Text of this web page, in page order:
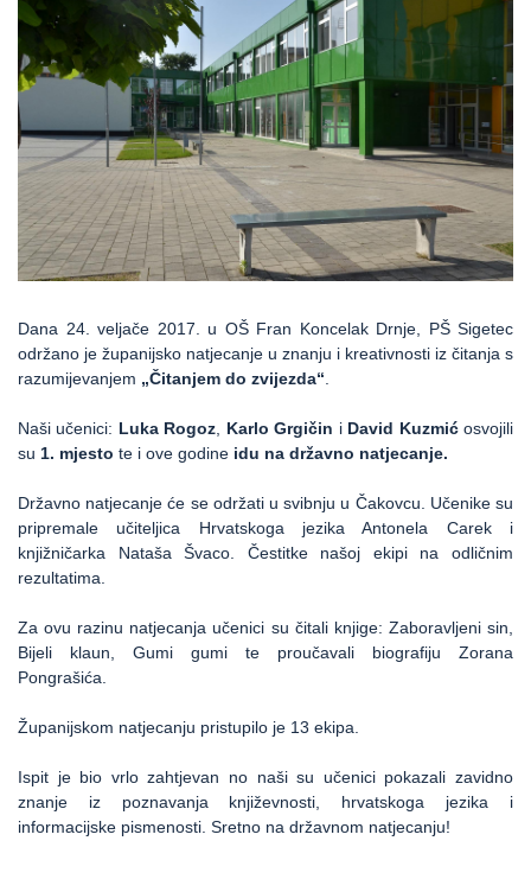
Dana 24. veljače 2017. u OŠ Fran Koncelak Drnje, PŠ Sigetec
održano je županijsko natjecanje u znanju i kreativnosti iz čitanja s
razumijevanjem „Čitanjem do zvijezda“
Naši učenici: Luka Rogoz Karlo Grgičin iDavid Kuzmićosvojili
su 1. mjesto te i ove godine idu na državno natjecanje.
Državno natjecanje će se održati u svibnju u Čakovcu. Učenike su
pripremale učiteljica Hrvatskoga jezika Antonela Carek i
knjižničarka Nataša Švaco. Čestitke našoj ekipi na odličnim
rezultatima.
Za ovu razinu natjecanja učenici su čitali knjige: Zaboravljeni sin,
Bijeli klaun, Gumi gumi te proučavali biografiju Zorana
Pongrašića.
Županijskom natjecanju pristupilo je 13 ekipa.
Ispit je bio vrlo zahtjevan no naši su učenici pokazali zavidno
znanje iz poznavanja književnosti, hrvatskoga jezika i
informacijske pismenosti. Sretno na državnom natjecanju!